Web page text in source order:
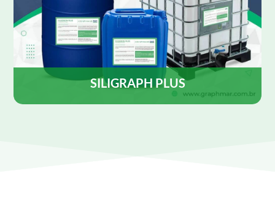
SILIGRAPH PLUS
tanto em rotativas Heat set como em cold-set.